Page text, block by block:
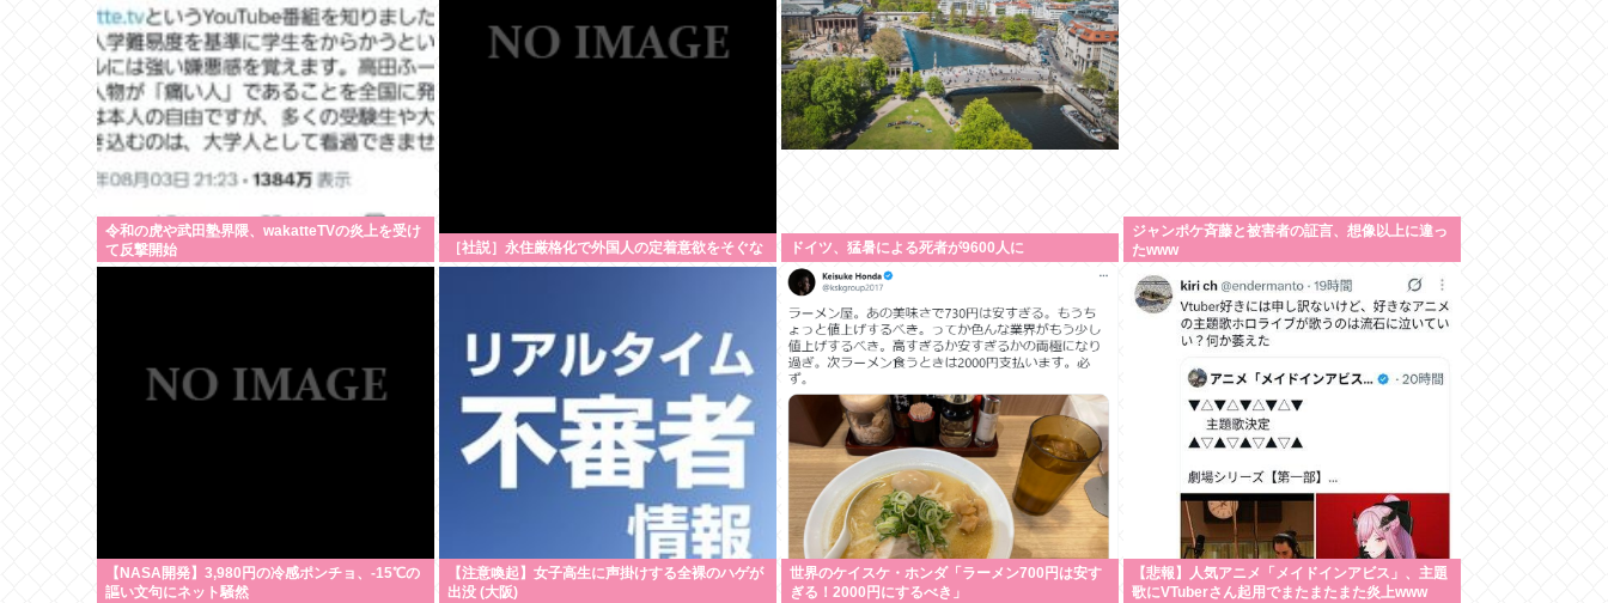
令和の虎や武田塾界隈、wakatteTVの炎上を受け
て反撃開始
［社説］永住厳格化で外国人の定着意欲をそぐな ドイツ、猛暑による死者が9600人に
ジャンポケ斉藤と被害者の証言、想像以上に違っ
たwww
【NASA開発】3,980円の冷感ポンチョ、-15℃の
謳い文句にネット騒然
【注意喚起】女子高生に声掛けする全裸のハゲが
出没 (大阪)
世界のケイスケ・ホンダ「ラーメン700円は安す
ぎる！2000円にするべき」
【悲報】人気アニメ「メイドインアビス」、主題
歌にVTuberさん起用でまたまたまた炎上www